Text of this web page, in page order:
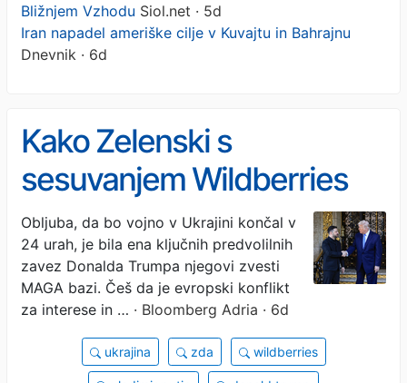
Bližnjem Vzhodu Siol.net · 5d
Iran napadel ameriške cilje v Kuvajtu in Bahrajnu
Dnevnik · 6d
Kako Zelenski s
sesuvanjem Wildberries
izčrpava Putinov vojni stroj
in snubi Trumpa
Obljuba, da bo vojno v Ukrajini končal v
24 urah, je bila ena ključnih predvolilnih
zavez Donalda Trumpa njegovi zvesti
MAGA bazi. Češ da je evropski konflikt
za interese in … · Bloomberg Adria · 6d
ukrajina zda wildberries